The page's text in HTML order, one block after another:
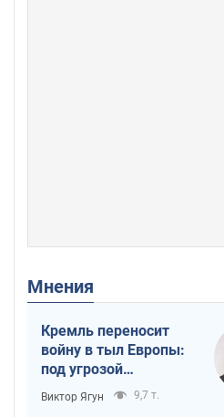
Мнения
Кремль переносит
войну в тыл Европы:
под угрозой
критическая
логистика
Виктор Ягун 9,7 т.